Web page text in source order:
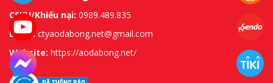
CSKH/Khiếu nại: 0989.489.835
Email:ctyaodabong.net@gmail.com
Website: https://aodabong.net/